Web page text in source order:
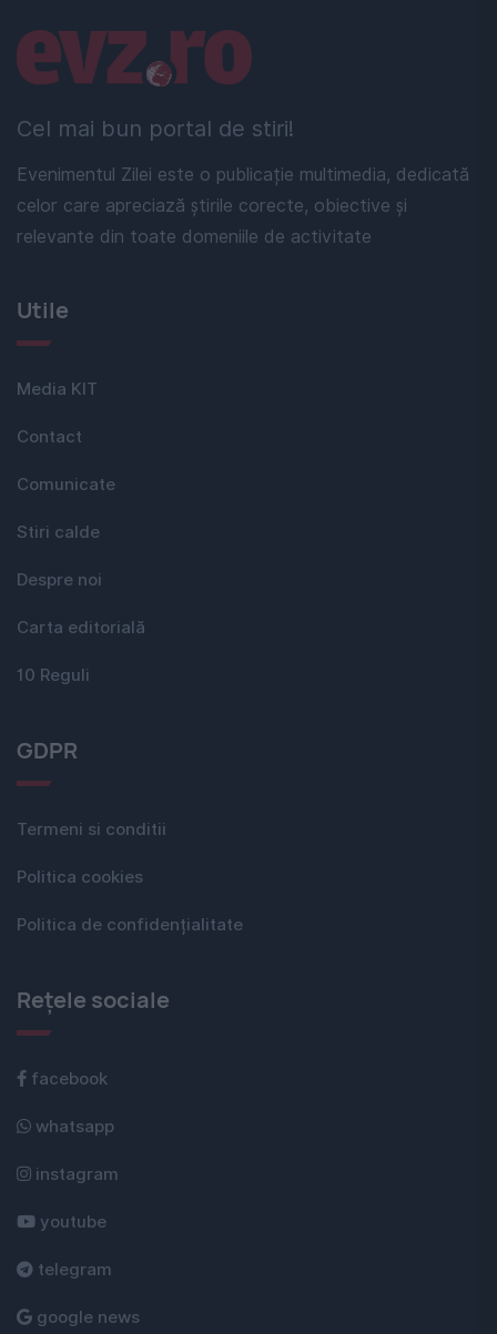
Cel mai bun portal de stiri!
Evenimentul Zilei este o publicație multimedia, dedicată
celor care apreciază știrile corecte, obiective și
relevante din toate domeniile de activitate
Linkuri utile
Utile
Media KIT
Contact
Comunicate
Stiri calde
Despre noi
Carta editorială
10 Reguli
GDPR
Termeni si conditii
Politica cookies
Politica de confidențialitate
Rețele sociale
facebook
whatsapp
instagram
youtube
telegram
google news